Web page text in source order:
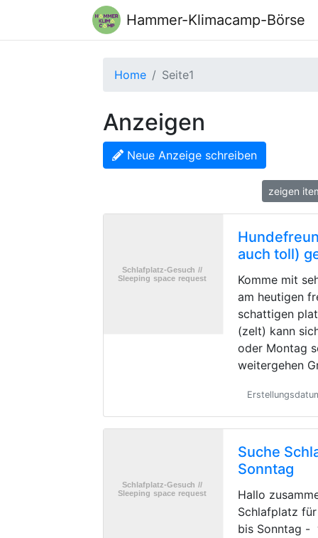
Hammer-Klimacamp-Börse
Home Seite1
Anzeigen
Neue Anzeige schreiben
auch toll)
Komme mit
am heutigen
schattigen
(zelt) kann
oder Montag
weitergehen
Suche
Sonntag
Hallo
Schlafplatz
bis Sonntag -